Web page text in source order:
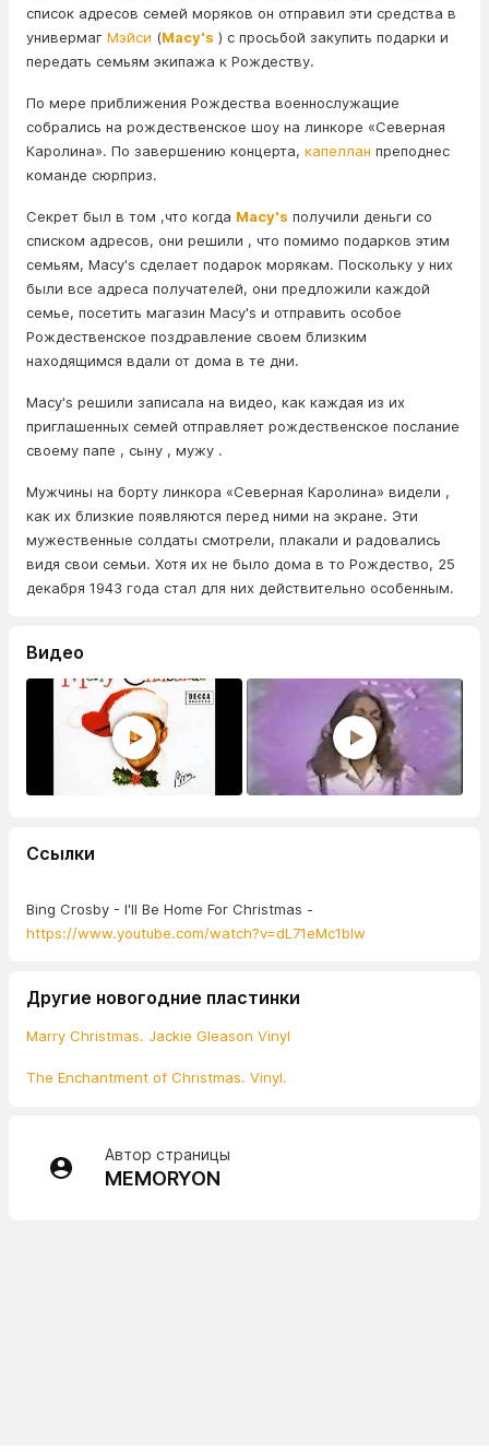
список адресов семей моряков он отправил эти средства в
универмаг Мэйси (Macy's ) с просьбой закупить подарки и
передать семьям экипажа к Рождеству.
По мере приближения Рождества военнослужащие
собрались на рождественское шоу на линкоре «Северная
Каролина». По завершению концерта, капеллан преподнес
команде сюрприз.
Секрет был в том ,что когда Macy's получили деньги со
списком адресов, они решили , что помимо подарков этим
семьям, Macy's сделает подарок морякам. Поскольку у них
были все адреса получателей, они предложили каждой
семье, посетить магазин Macy's и отправить особое
Рождественское поздравление своем близким
находящимся вдали от дома в те дни.
Macy's решили записала на видео, как каждая из их
приглашенных семей отправляет рождественское послание
своему папе , сыну , мужу .
Мужчины на борту линкора «Северная Каролина» видели ,
как их близкие появляются перед ними на экране. Эти
мужественные солдаты смотрели, плакали и радовались
видя свои семьи. Хотя их не было дома в то Рождество, 25
декабря 1943 года стал для них действительно особенным.
Видео
Ссылки
Bing Crosby - I'll Be Home For Christmas -
https://www.youtube.com/watch?v=dL71eMc1blw
Другие новогодние пластинки
Marry Christmas. Jackie Gleason Vinyl
The Enchantment of Christmas. Vinyl.
Автор страницы
MEMORYON